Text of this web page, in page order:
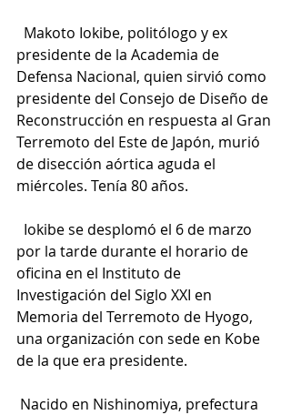
Makoto Iokibe, politólogo y ex
presidente de la Academia de
Defensa Nacional, quien sirvió como
presidente del Consejo de Diseño de
Reconstrucción en respuesta al Gran
Terremoto del Este de Japón, murió
de disección aórtica aguda el
miércoles. Tenía 80 años.
Iokibe se desplomó el 6 de marzo
por la tarde durante el horario de
oficina en el Instituto de
Investigación del Siglo XXI en
Memoria del Terremoto de Hyogo,
una organización con sede en Kobe
de la que era presidente.
Nacido en Nishinomiya, prefectura